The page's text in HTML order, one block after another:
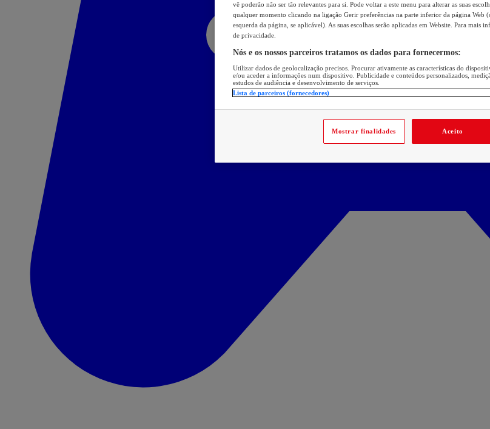
vê poderão não ser tão relevantes para si. Pode voltar a este menu para alterar as suas
qualquer momento clicando na ligação Gerir preferências na parte inferior da página Web
esquerda da página, se aplicável). As suas escolhas serão aplicadas em Website. Para mais
de privacidade.
Nós e os nossos parceiros tratamos os dados para fornecermos:
Utilizar dados de geolocalização precisos. Procurar ativamente as características do
e/ou aceder a informações num dispositivo. Publicidade e conteúdos personalizados,
estudos de audiência e desenvolvimento de serviços.
Lista de parceiros (fornecedores)
Mostrar finalidades Aceito